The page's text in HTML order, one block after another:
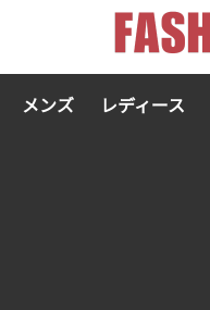
メンズ レディース